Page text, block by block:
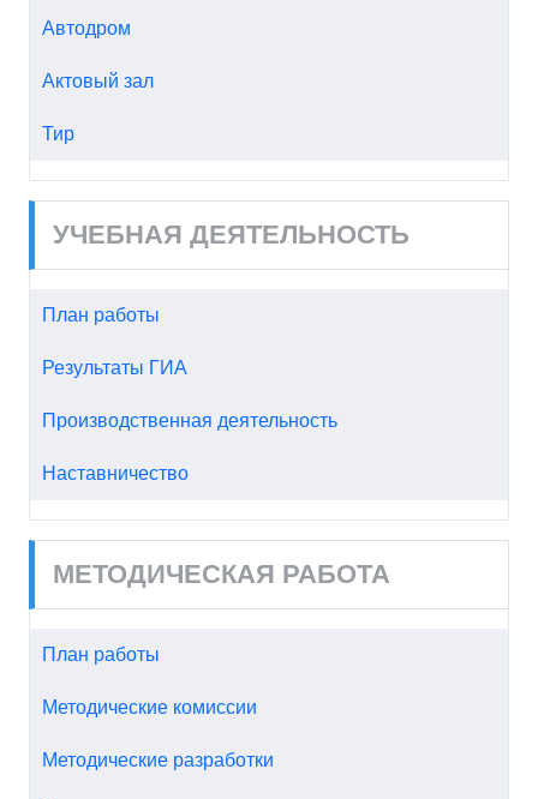
Автодром
Актовый зал
Тир
УЧЕБНАЯ ДЕЯТЕЛЬНОСТЬ
План работы
Результаты ГИА
Производственная деятельность
Наставничество
МЕТОДИЧЕСКАЯ РАБОТА
План работы
Методические комиссии
Методические разработки